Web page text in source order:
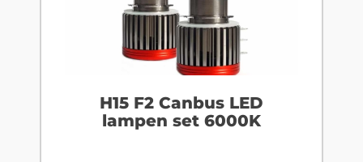
H15 F2 Canbus LED
lampen set 6000K